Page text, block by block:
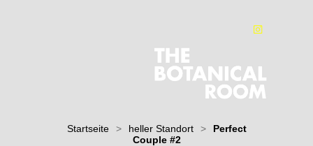
Startseite > heller Standort >
Perfect
Couple #2